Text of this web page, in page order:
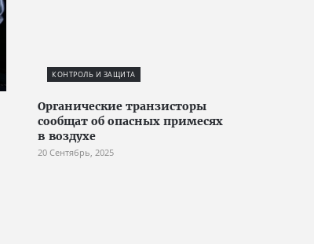
КОНТРОЛЬ И ЗАЩИТА
Органические транзисторы
сообщат об опасных примесях
в воздухе
20 Сентябрь, 2025